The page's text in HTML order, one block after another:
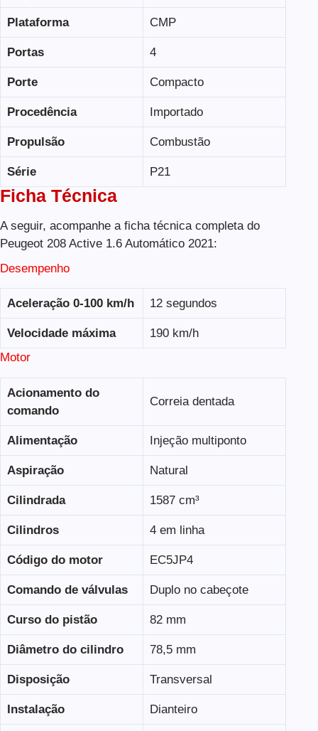
Plataforma CMP
Portas 4
Porte Compacto
Procedência Importado
Propulsão Combustão
Série P21
Ficha Técnica
A seguir, acompanhe a ficha técnica completa do
Peugeot 208 Active 1.6 Automático 2021:
Desempenho
Aceleração 0-100 km/h 12 segundos
Velocidade máxima
190 km/h
Motor
Acionamento do
comando
Correia dentada
Alimentação Injeção multiponto
Aspiração Natural
Cilindrada 1587 cm³
Cilindros 4 em linha
Código do motor EC5JP4
Comando de válvulas Duplo no cabeçote
Curso do pistão 82 mm
Diâmetro do cilindro 78,5 mm
Disposição Transversal
Instalação Dianteiro